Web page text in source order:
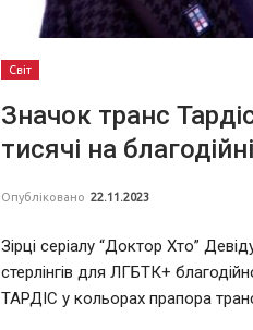
Світ
Значок транс
тисячі на
Опубліковано 22.11.2023
Зірці серіалу “Доктор Хто”
стерлінгів для ЛГБТК+
ТАРДІС у кольорах прапора